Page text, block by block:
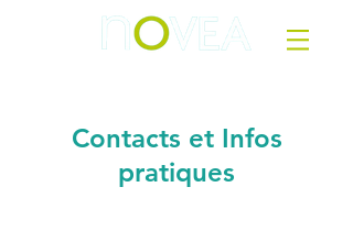
Contacts et Infos
pratiques